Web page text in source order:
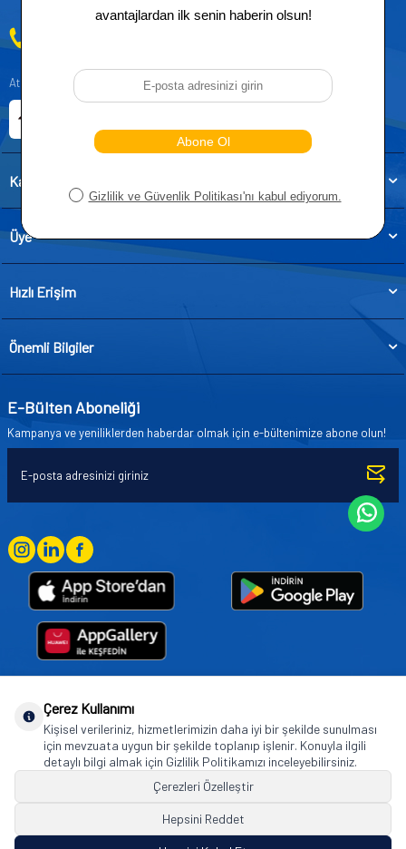
Atatürk, Kıraç Mevkii, Orhan Veli Cd. D:No:19, 34522 Esenyurt/İstanbul
Kategoriler
Üye
Hızlı Erişim
Önemli Bilgiler
E-Bülten Aboneliği
Kampanya ve yeniliklerden haberdar olmak için e-bültenimize abone olun!
Goodyear (and Winged Foot Design) are trademarks of or licensed to The Goodyear
Tire & Rubber Company used under license by Basbug Group Company,
Istanbul/Türkiye. © 2026 The Goodyear Tire & Rubber Company.
Çerez Kullanımı
Kişisel verileriniz, hizmetlerimizin daha iyi bir şekilde sunulması
için mevzuata uygun bir şekilde toplanıp işlenir. Konuyla ilgili
detaylı bilgi almak için Gizlilik Politikamızı inceleyebilirsiniz.
Çerezleri Özelleştir
Hepsini Reddet